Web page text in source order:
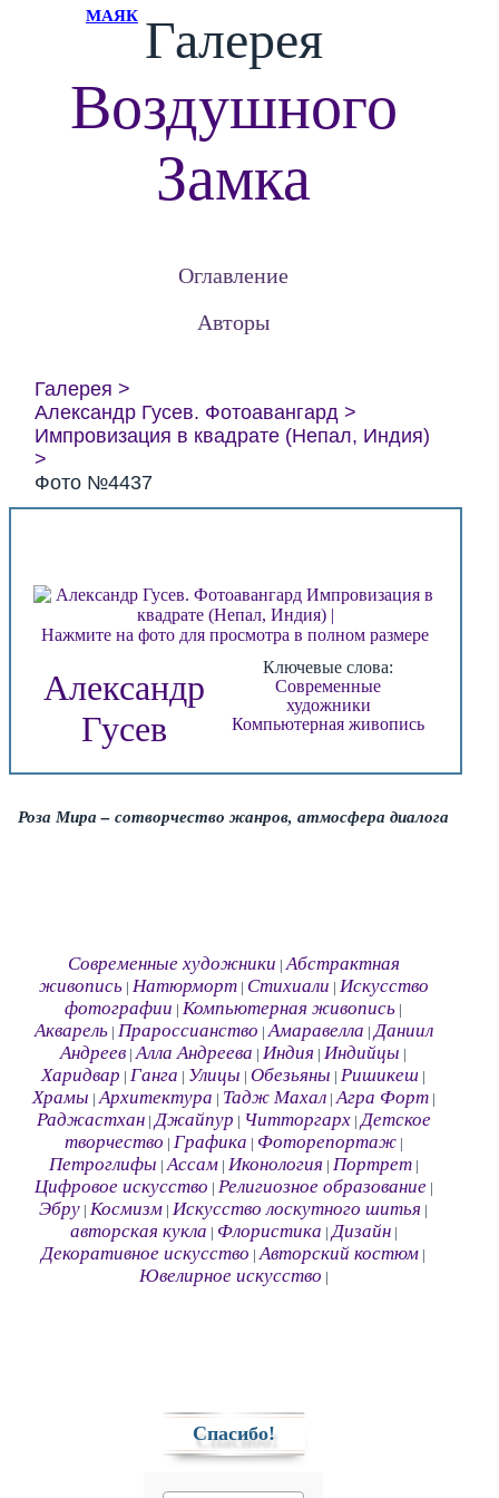
МАЯК Галерея
Воздушного
Замка
Оглавление
Авторы
Галерея
Александр Гусев. Фотоавангард
Импровизация в квадрате (Непал, Индия)
Фото №4437
Нажмите на фото для просмотра в полном размере
Александр
Гусев
Ключевые слова:
Современные
художники
Компьютерная живопись
Роза Мира – сотворчество жанров, атмосфера диалога
Современные художники |Абстрактная
живопись| Натюрморт| Стихиали Искусство
фотографии |Компьютерная живопись
Акварель| Прароссианство |Амаравелла |Даниил
Андреев |Алла Андреева |Индия |Индийцы
Харидвар |Ганга Улицы |Обезьяны |Ришикеш
Храмы |Архитектура Тадж Махал|Агра Форт|
Раджастхан|Джайпур Читторгарх|Детское
творчество Графика Фоторепортаж|
Петроглифы |Ассам| Иконология Портрет|
Цифровое искусство Религиозное образование|
Эбру |Космизм |Искусство лоскутного шитья
авторская кукла Флористика |Дизайн|
Декоративное искусство |Авторский костюм
Ювелирное искусство
Спасибо!